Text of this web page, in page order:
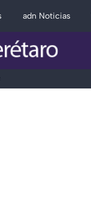
adn Noticias